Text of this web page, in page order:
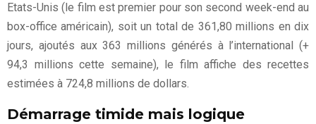
Etats-Unis (le film est premier pour son second week-end au
box-office américain), soit un total de 361,80 millions en dix
jours, ajoutés aux 363 millions générés à l’international (+
94,3 millions cette semaine), le film affiche des recettes
estimées à 724,8 millions de dollars.
Démarrage timide mais logique